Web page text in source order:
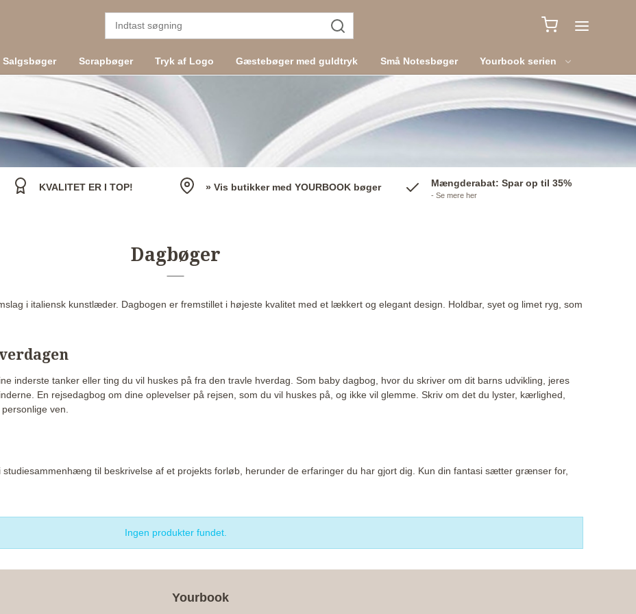
Salgsbøger Scrapbøger Tryk af Logo Gæstebøger med guldtryk Små Notesbøger Yourbook serien
KVALITET ER I TOP! » Vis butikker med YOURBOOK bøger Mængderabat: Spar op til 35%
- Se mere her
Dagbøger
i italiensk kunstlæder. Dagbogen er fremstillet i højeste kvalitet med et lækkert og elegant design. Holdbar, syet og limet ryg, som
inderste tanker eller ting du vil huskes på fra den travle hverdag. Som baby dagbog, hvor du skriver om dit barns udvikling, jeres
En rejsedagbog om dine oplevelser på rejsen, som du vil huskes på, og ikke vil glemme. Skriv om det du lyster, kærlighed,
ven.
til beskrivelse af et projekts forløb, herunder de erfaringer du har gjort dig. Kun din fantasi sætter grænser for,
Ingen produkter fundet.
Yourbook